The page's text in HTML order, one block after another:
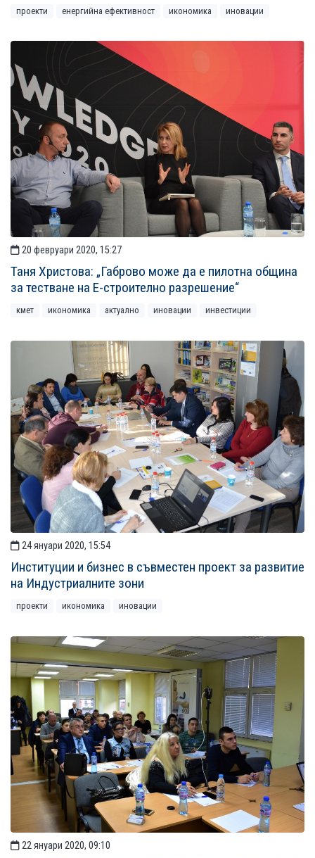
проекти енергийна ефективност икономика иновации
20 февруари 2020, 15:27
Таня Христова: „Габрово може да е пилотна община
за тестване на Е-строително разрешение“
кмет икономика актуално иновации инвестиции
24 януари 2020, 15:54
Институции и бизнес в съвместен проект за развитие
на Индустриалните зони
проекти икономика иновации
22 януари 2020, 09:10